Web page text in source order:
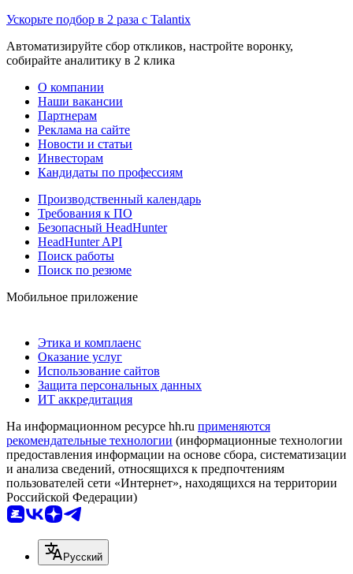
Ускорьте подбор в 2 раза с Talantix
Автоматизируйте сбор откликов, настройте воронку,
собирайте аналитику в 2 клика
О компании
Наши вакансии
Партнерам
Реклама на сайте
Новости и статьи
Инвесторам
Кандидаты по профессиям
Производственный календарь
Требования к ПО
Безопасный HeadHunter
HeadHunter API
Поиск работы
Поиск по резюме
Мобильное приложение
Этика и комплаенс
Оказание услуг
Использование сайтов
Защита персональных данных
ИТ аккредитация
На информационном ресурсе hh.ru применяются
рекомендательные технологии (информационные технологии
предоставления информации на основе сбора, систематизации
и анализа сведений, относящихся к предпочтениям
пользователей сети «Интернет», находящихся на территории
Российской Федерации)
Русский